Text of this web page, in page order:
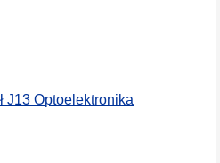
J13 Optoelektronika